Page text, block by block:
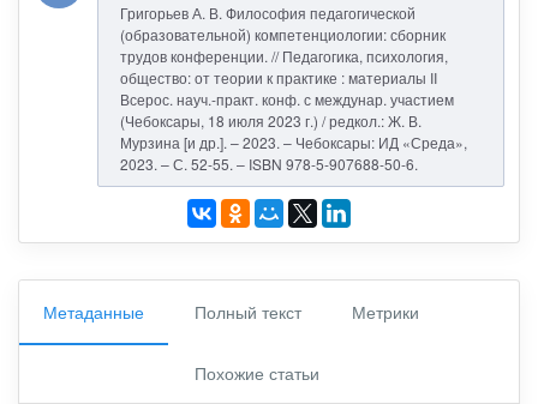
Григорьев А. В. Философия педагогической
(образовательной) компетенциологии: сборник
трудов конференции. // Педагогика, психология,
общество: от теории к практике : материалы II
Всерос. науч.-практ. конф. с междунар. участием
(Чебоксары, 18 июля 2023 г.) / редкол.: Ж. В.
Мурзина [и др.]. – 2023. – Чебоксары: ИД «Среда»,
2023. – С. 52-55. – ISBN 978-5-907688-50-6.
Метаданные Полный текст Метрики
Похожие статьи